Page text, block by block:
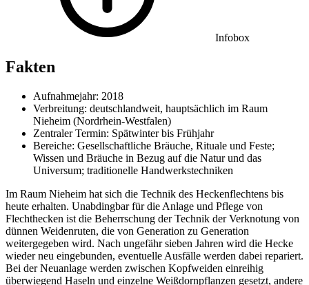
Infobox
Fakten
Aufnahmejahr: 2018
Verbreitung: deutschlandweit, hauptsächlich im Raum
Nieheim (Nordrhein-Westfalen)
Zentraler Termin: Spätwinter bis Frühjahr
Bereiche: Gesellschaftliche Bräuche, Rituale und Feste;
Wissen und Bräuche in Bezug auf die Natur und das
Universum; traditionelle Handwerkstechniken
Im Raum Nieheim hat sich die Technik des Heckenflechtens bis
heute erhalten. Unabdingbar für die Anlage und Pflege von
Flechthecken ist die Beherrschung der Technik der Verknotung von
dünnen Weidenruten, die von Generation zu Generation
weitergegeben wird. Nach ungefähr sieben Jahren wird die Hecke
wieder neu eingebunden, eventuelle Ausfälle werden dabei repariert.
Bei der Neuanlage werden zwischen Kopfweiden einreihig
überwiegend Haseln und einzelne Weißdornpflanzen gesetzt, andere